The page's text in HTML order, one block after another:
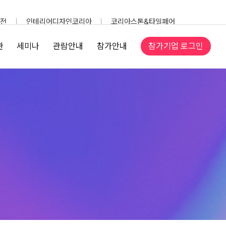
인테리어디자인코리아
코리아스톤&타일페어
세미나 관람안내 참가안내 참가기업 로그인